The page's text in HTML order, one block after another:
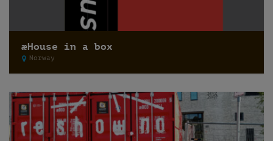
æHouse in a box
Norway